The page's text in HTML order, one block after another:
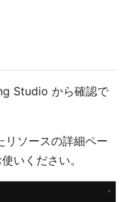
Studio から確認で
ソースの詳細ペー
いください。